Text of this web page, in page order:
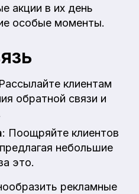
акции в их день
особые моменты.
клиентам
обратной связи и
: Поощряйте клиентов
небольшие
это.
рекламные